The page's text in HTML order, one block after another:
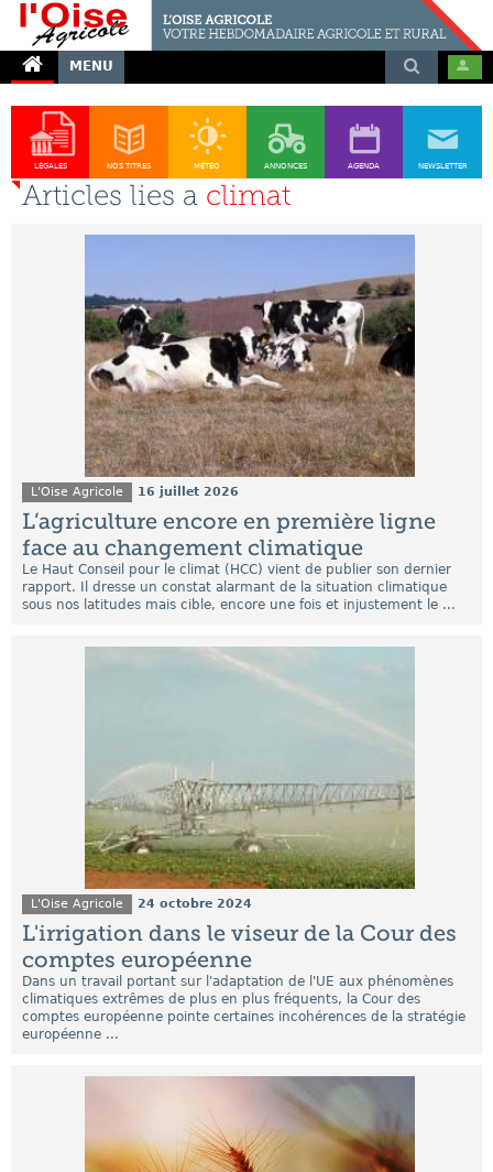
MENU
LÉGALES NOS TITRES MÉTÉO ANNONCES AGENDA NEWSLETTER
Articles lies a climat
L'Oise Agricole 16 juillet 2026
L’agriculture encore en première ligne
face au changement climatique
Le Haut Conseil pour le climat (HCC) vient de publier son dernier
rapport. Il dresse un constat alarmant de la situation climatique
sous nos latitudes mais cible, encore une fois et injustement le ...
L'Oise Agricole 24 octobre 2024
L'irrigation dans le viseur de la Cour des
comptes européenne
Dans un travail portant sur l'adaptation de l'UE aux phénomènes
climatiques extrêmes de plus en plus fréquents, la Cour des
comptes européenne pointe certaines incohérences de la stratégie
européenne ...